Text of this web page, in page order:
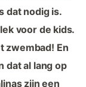
dat nodig is.
voor de kids.
zwembad! En
dat al lang op
zijn een